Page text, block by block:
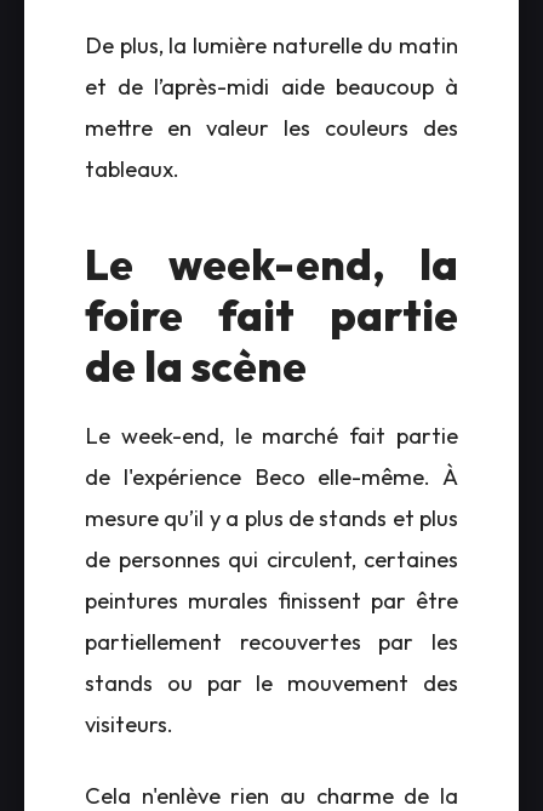
De plus, la lumière naturelle du matin
et de l’après-midi aide beaucoup à
mettre en valeur les couleurs des
tableaux.
Le week-end, la
foire fait partie
de la scène
Le week-end, le marché fait partie
de l'expérience Beco elle-même. À
mesure qu’il y a plus de stands et plus
de personnes qui circulent, certaines
peintures murales finissent par être
partiellement recouvertes par les
stands ou par le mouvement des
visiteurs.
Cela n'enlève rien au charme de la